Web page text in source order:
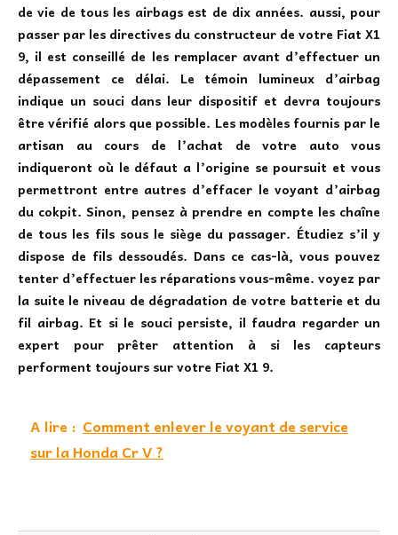
de vie de tous les airbags est de dix années. aussi, pour
passer par les directives du constructeur de votre Fiat X1
9, il est conseillé de les remplacer avant d’effectuer un
dépassement ce délai. Le témoin lumineux d’airbag
indique un souci dans leur dispositif et devra toujours
être vérifié alors que possible. Les modèles fournis par le
artisan au cours de l’achat de votre auto vous
indiqueront où le défaut a l’origine se poursuit et vous
permettront entre autres d’effacer le voyant d’airbag
du cokpit. Sinon, pensez à prendre en compte les chaîne
de tous les fils sous le siège du passager. Étudiez s’il y
dispose de fils dessoudés. Dans ce cas-là, vous pouvez
tenter d’effectuer les réparations vous-même. voyez par
la suite le niveau de dégradation de votre batterie et du
fil airbag. Et si le souci persiste, il faudra regarder un
expert pour prêter attention à si les capteurs
performent toujours sur votre Fiat X1 9.
A lire : Comment enlever le voyant de service
sur la Honda Cr V ?